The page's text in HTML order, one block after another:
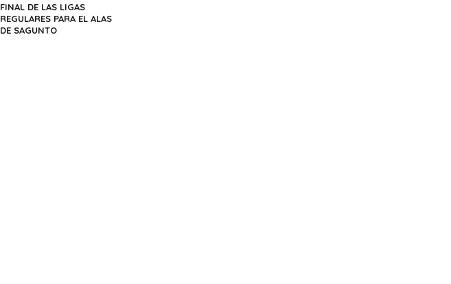
FINAL DE LAS LIGAS
REGULARES PARA EL ALAS
DE SAGUNTO